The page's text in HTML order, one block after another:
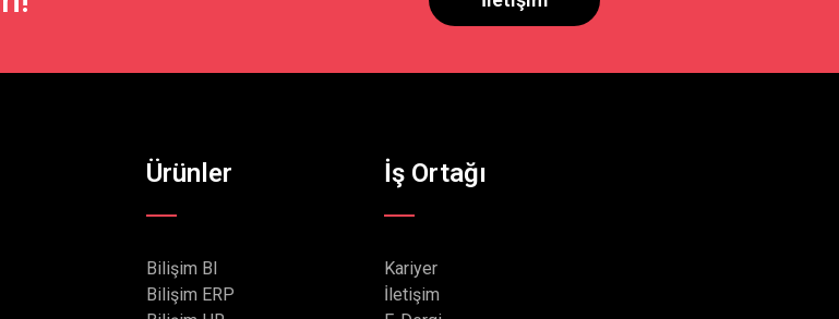
Ürünler
Bilişim BI
Bilişim ERP
İş Ortağı
Kariyer
İletişim